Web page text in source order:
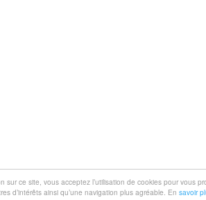
sur ce site, vous acceptez l’utilisation de cookies pour vous
d’intérêts ainsi qu’une navigation plus agréable. En savoir